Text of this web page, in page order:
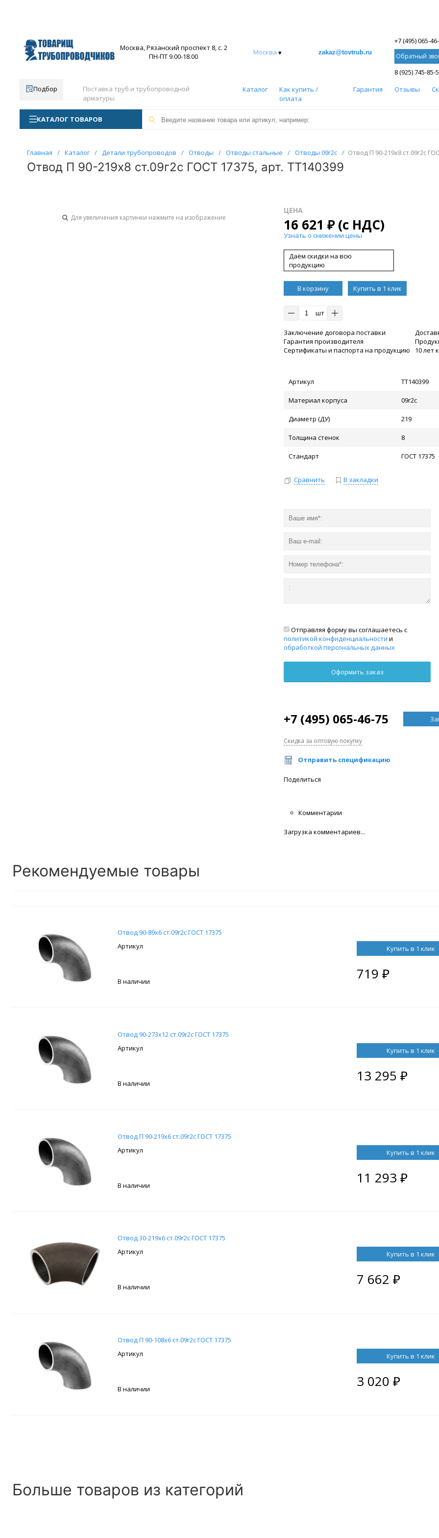
Москва, Рязанский проспект 8, с. 2
ПН-ПТ 9.00-18.00
Москва ▾ zakaz@tovtrub.ru
+7 (495) 065-
Обратный
8 (925) 745-85-
Подбор
Поставка труб и трубопроводной
арматуры
Каталог
Как купить /
оплата
Гарантия Отзывы
КАТАЛОГ ТОВАРОВ
Главная / Каталог / Детали трубопроводов / Отводы / Отводы стальные / Отводы 09г2с / Отвод П 90-219х8 ст.09г2с
Отвод П 90-219х8 ст.09г2с ГОСТ 17375, арт. ТТ140399
Для увеличения картинки нажмите на изображение
ЦЕНА
16 621₽(с НДС)
Узнать о снижении цены
Даём скидки на всю
продукцию
В корзину Купить в 1 клик
шт
Заключение договора поставки
Гарантия производителя
Сертификаты и паспорта на продукцию
10 лет
Артикул ТТ140399
Материал корпуса 09г2с
Диаметр (ДУ) 219
Толщина стенок 8
Стандарт ГОСТ 17375
Сравнить В закладки
Отправляя форму вы соглашаетесь с
политикой конфиденциальности и
обработкой персональных данных
+7 (495) 065-46-75
Скидка за оптовую покупку
Отправить спецификацию
Поделиться
Комментарии
Загрузка комментариев...
Рекомендуемые товары
Отвод 90-89х6 ст.09г2с ГОСТ 17375
В наличии
Купить в 1 клик
719₽
Отвод 90-273х12 ст.09г2с ГОСТ 17375
В наличии
Купить в 1 клик
13 295₽
Отвод П 90-219х6 ст.09г2с ГОСТ 17375
В наличии
Купить в 1 клик
11 293₽
Отвод 30-219х6 ст.09г2с ГОСТ 17375
В наличии
Купить в 1 клик
7 662₽
Отвод П 90-108х6 ст.09г2с ГОСТ 17375
В наличии
Купить в 1 клик
3 020₽
Больше товаров из категорий